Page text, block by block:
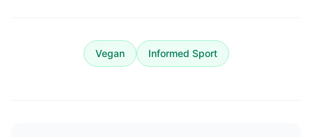
Vegan Informed Sport